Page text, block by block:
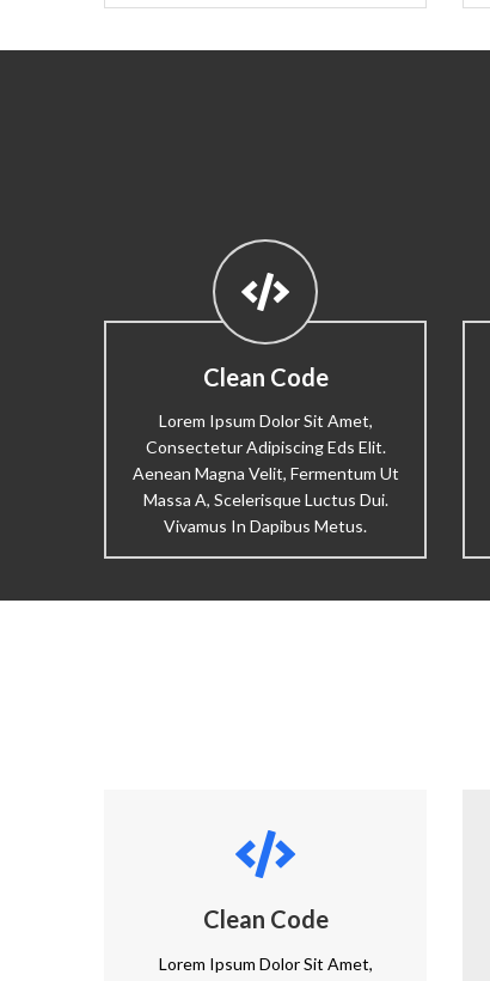
Clean Code
Lorem Ipsum Dolor Sit Amet,
Consectetur Adipiscing Eds Elit.
Aenean Magna Velit, Fermentum Ut
Massa A, Scelerisque Luctus Dui.
Vivamus In Dapibus Metus.
Clean Code
Lorem Ipsum Dolor Sit Amet,